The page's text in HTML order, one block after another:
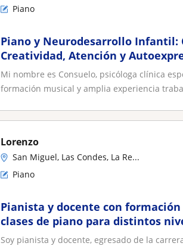
Piano
Piano y Neurodesarrollo Infantil:
Creatividad, Atención y
niñas de 7 a 13 años
Mi nombre es Consuelo, psicóloga clínica
formación musical y amplia experiencia
Lorenzo
San Miguel, Las Condes, La Re...
Piano
Pianista y docente con formación
clases de piano para distintos
Soy pianista y docente, egresado de la